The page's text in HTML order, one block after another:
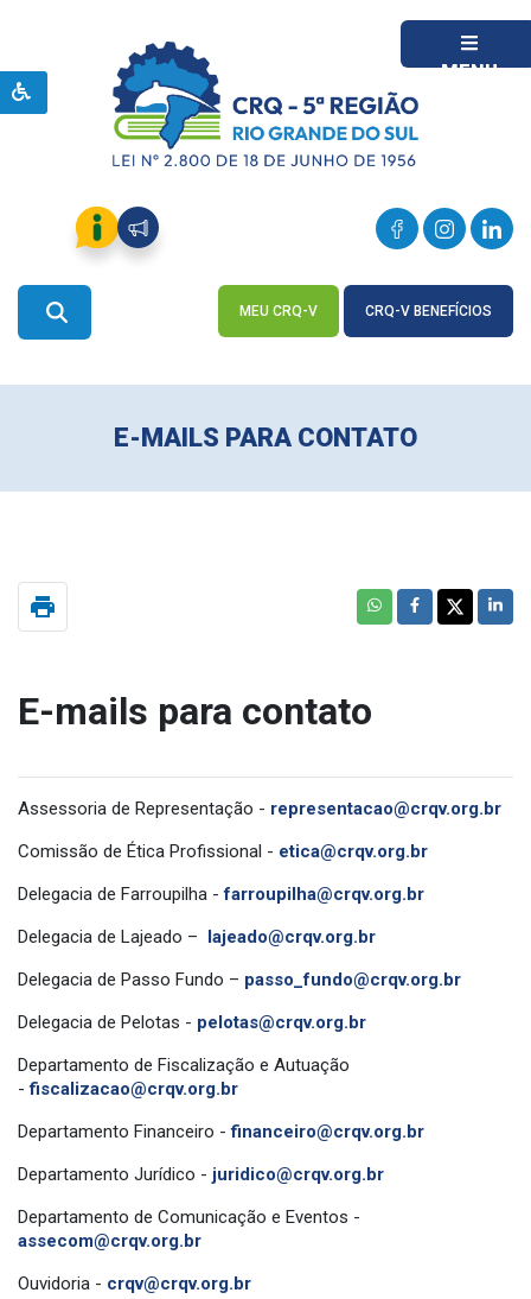
MENU
MEU CRQ-V CRQ-V BENEFÍCIOS
E-MAILS PARA CONTATO
print
E-mails para contato
Assessoria de Representação - representacao@crqv.org.br
Comissão de Ética Profissional - etica@crqv.org.br
Delegacia de Farroupilha -farroupilha@crqv.org.br
Delegacia de Lajeado – lajeado@crqv.org.br
Delegacia de Passo Fundo – passo_fundo@crqv.org.br
Delegacia de Pelotas - pelotas@crqv.org.br
Departamento de Fiscalização e Autuação
-fiscalizacao@crqv.org.br
Departamento Financeiro -financeiro@crqv.org.br
Departamento Jurídico - juridico@crqv.org.br
Departamento de Comunicação e Eventos -
assecom@crqv.org.br
Ouvidoria - crqv@crqv.org.br